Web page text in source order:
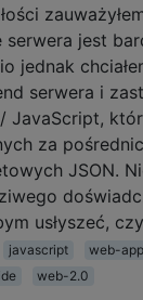
serwera jest
jednak
serwera i
JavaScript,
za
JSON.
usłyszeć,
javascript web-
web-2.0